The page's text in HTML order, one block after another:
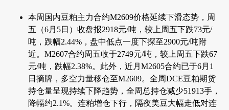
本周国内豆粕主力合约M2609价格延续下滑态势，周
五（6月5日）收盘报2918元/吨，较上周五下跌73元/
吨，跌幅2.44%，盘中低点一度下探至2900元/吨附
近。M2607合约周五收于2749元/吨，较上周五下跌67
元/吨，跌幅2.38%。此外，近月M2605合约已于6月1
日摘牌，多空力量移仓至M2609。全周DCE豆粕期货
持仓量呈现持续下降趋势，全周总持仓减少51913手，
降幅约2.1%。连粕增仓下行，隔夜美豆大幅走低对连